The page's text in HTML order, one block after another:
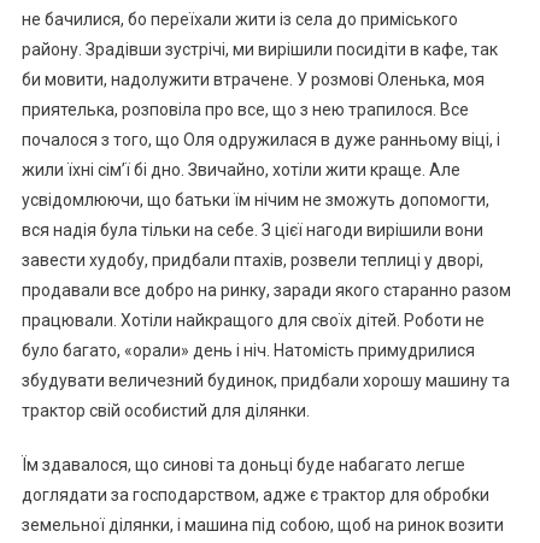
не бачилися, бо переїхали жити із села до приміського
району. Зрадівши зустрічі, ми вирішили посидіти в кафе, так
би мовити, надолужити втрачене. У розмові Оленька, моя
приятелька, розповіла про все, що з нею трапилося. Все
почалося з того, що Оля одружилася в дуже ранньому віці, і
жили їхні сім’ї бі дно. Звичайно, хотіли жити краще. Але
усвідомлюючи, що батьки їм нічим не зможуть допомогти,
вся надія була тільки на себе. З цієї нагоди вирішили вони
завести худобу, придбали птахів, розвели теплиці у дворі,
продавали все добро на ринку, заради якого старанно разом
працювали. Хотіли найкращого для своїх дітей. Роботи не
було багато, «орали» день і ніч. Натомість примудрилися
збудувати величезний будинок, придбали хорошу машину та
трактор свій особистий для ділянки.
Їм здавалося, що синові та доньці буде набагато легше
доглядати за господарством, адже є трактор для обробки
земельної ділянки, і машина під собою, щоб на ринок возити